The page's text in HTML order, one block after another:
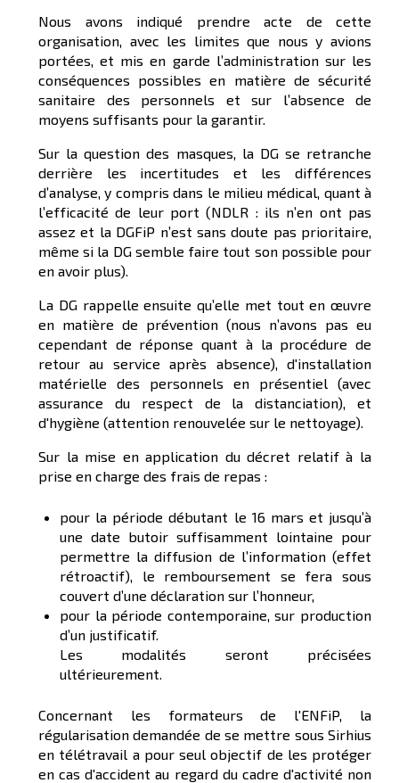
Nous avons indiqué prendre acte de cette
organisation, avec les limites que nous y avions
portées, et mis en garde l’administration sur les
conséquences possibles en matière de sécurité
sanitaire des personnels et sur l’absence de
moyens suffisants pour la garantir.
Sur la question des masques, la DG se retranche
derrière les incertitudes et les différences
d’analyse, y compris dans le milieu médical, quant à
l’efficacité de leur port (NDLR : ils n’en ont pas
assez et la DGFiP n’est sans doute pas prioritaire,
même si la DG semble faire tout son possible pour
en avoir plus).
La DG rappelle ensuite qu’elle met tout en œuvre
en matière de prévention (nous n’avons pas eu
cependant de réponse quant à la procédure de
retour au service après absence), d'installation
matérielle des personnels en présentiel (avec
assurance du respect de la distanciation), et
d'hygiène (attention renouvelée sur le nettoyage).
Sur la mise en application du décret relatif à la
prise en charge des frais de repas :
pour la période débutant le 16 mars et jusqu’à
une date butoir suffisamment lointaine pour
permettre la diffusion de l’information (effet
rétroactif), le remboursement se fera sous
couvert d’une déclaration sur l’honneur,
pour la période contemporaine, sur production
d’un justificatif.
Les modalités seront précisées
ultérieurement.
Concernant les formateurs de l'ENFiP, la
régularisation demandée de se mettre sous Sirhius
en télétravail a pour seul objectif de les protéger
en cas d'accident au regard du cadre d'activité non